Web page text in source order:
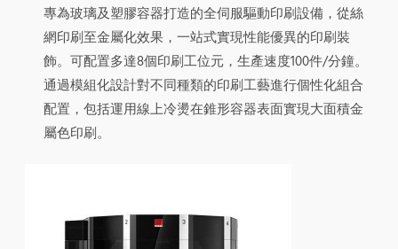
專為玻璃及塑膠容器打造的全伺服驅動印刷設備，從絲
網印刷至金屬化效果，一站式實現性能優異的印刷裝
飾。可配置多達8個印刷工位元，生產速度100件/分鐘。
通過模組化設計對不同種類的印刷工藝進行個性化組合
配置，包括運用線上冷燙在錐形容器表面實現大面積金
屬色印刷。